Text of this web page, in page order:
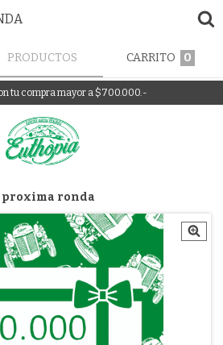
PRODUCTOS CARRITO 0
tu compra mayor a $700.000.-
proxima ronda